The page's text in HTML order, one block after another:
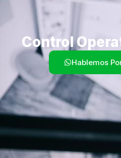
Control
Hablemos